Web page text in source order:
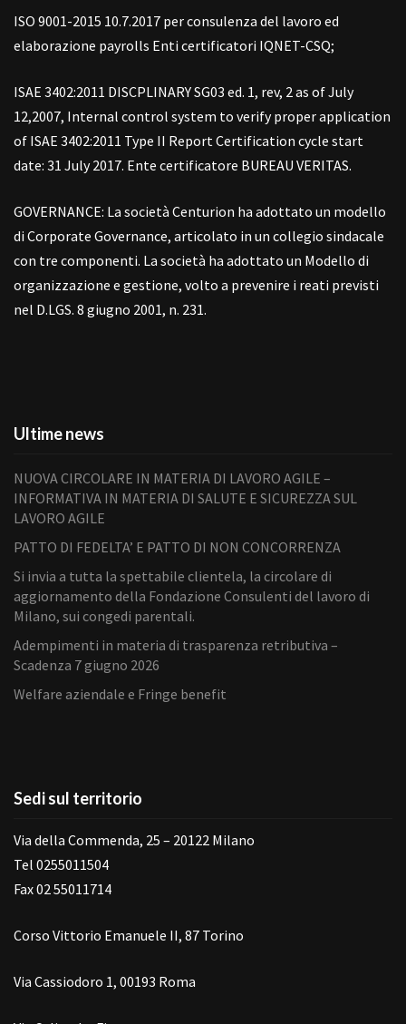
ISO 9001-2015 10.7.2017 per consulenza del lavoro ed
elaborazione payrolls Enti certificatori IQNET-CSQ;
ISAE 3402:2011 DISCPLINARY SG03 ed. 1, rev, 2 as of July
12,2007, Internal control system to verify proper application
of ISAE 3402:2011 Type II Report Certification cycle start
date: 31 July 2017. Ente certificatore BUREAU VERITAS.
GOVERNANCE: La società Centurion ha adottato un modello
di Corporate Governance, articolato in un collegio sindacale
con tre componenti. La società ha adottato un Modello di
organizzazione e gestione, volto a prevenire i reati previsti
nel D.LGS. 8 giugno 2001, n. 231.
Ultime news
NUOVA CIRCOLARE IN MATERIA DI LAVORO AGILE –
INFORMATIVA IN MATERIA DI SALUTE E SICUREZZA SUL
LAVORO AGILE
PATTO DI FEDELTA’ E PATTO DI NON CONCORRENZA
Si invia a tutta la spettabile clientela, la circolare di
aggiornamento della Fondazione Consulenti del lavoro di
Milano, sui congedi parentali.
Adempimenti in materia di trasparenza retributiva –
Scadenza 7 giugno 2026
Welfare aziendale e Fringe benefit
Sedi sul territorio
Via della Commenda, 25 – 20122 Milano
Tel 0255011504
Fax 02 55011714
Corso Vittorio Emanuele II, 87 Torino
Via Cassiodoro 1, 00193 Roma